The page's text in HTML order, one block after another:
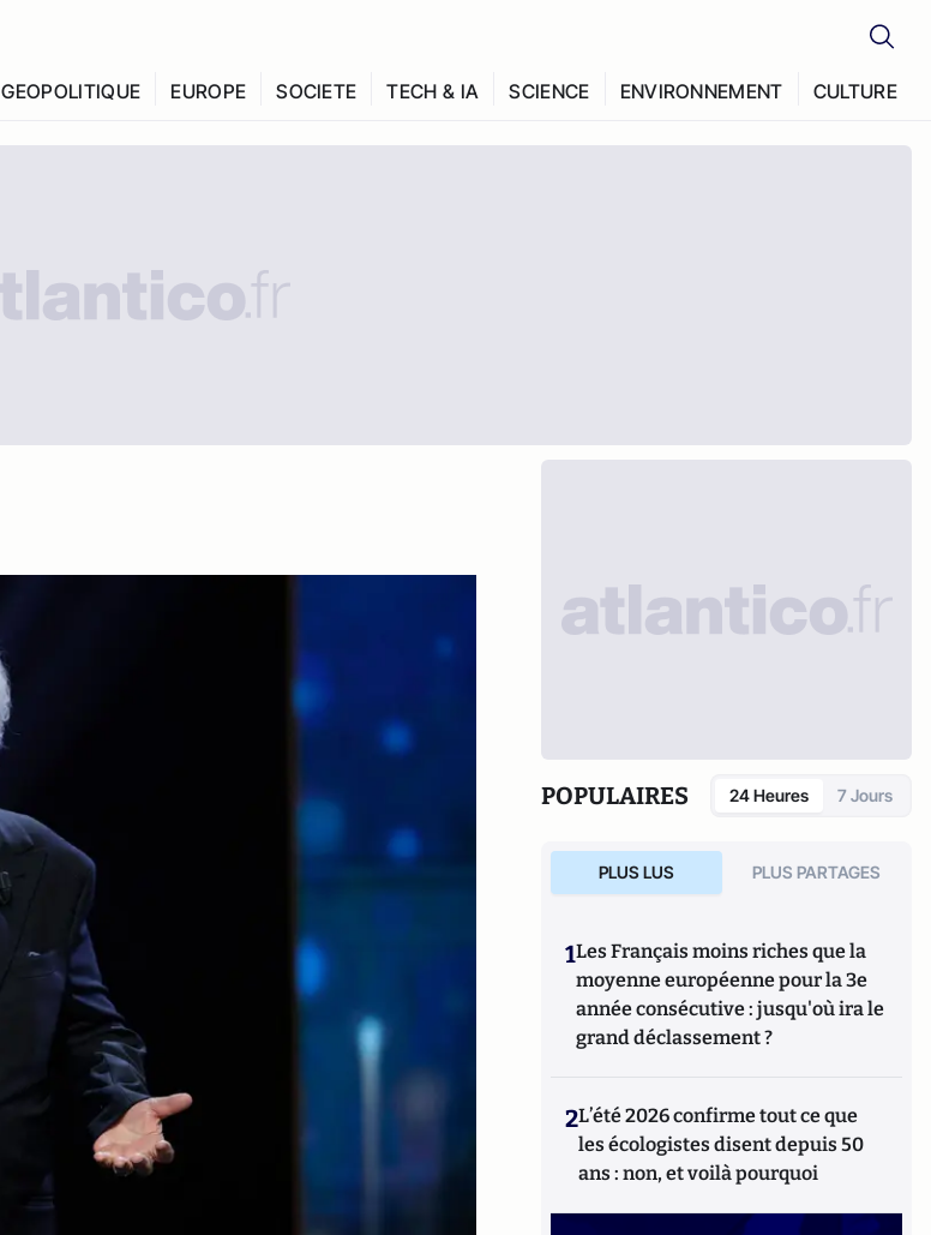
GEOPOLITIQUE EUROPE SOCIETE TECH & IA SCIENCE ENVIRONNEMENT CULTURE
POPULAIRES 24 Heures 7 Jours
PLUS LUS PLUS PARTAGES
1Les Français moins riches que la
moyenne européenne pour la 3e
année consécutive : jusqu'où ira le
grand déclassement ?
2L’été 2026 confirme tout ce que
les écologistes disent depuis 50
ans : non, et voilà pourquoi